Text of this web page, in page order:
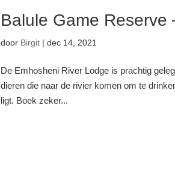
Balule Game
door Birgit |dec 14, 2021
De Emhosheni River Lodge is prachtig
dieren die naar de rivier komen om te
ligt. Boek zeker...